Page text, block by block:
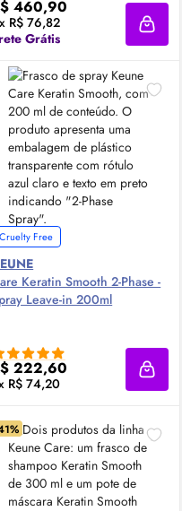
à sacola
460,90
R$ 76,82
Grátis
à sacola
Cruelty Free
Keratin Smooth 2-Phase -
Leave-in 200ml
222,60
R$ 74,20